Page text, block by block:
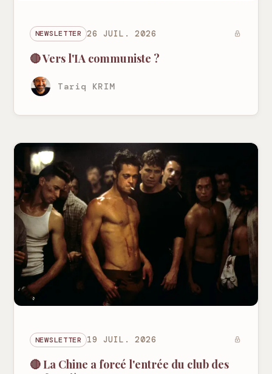
NEWSLETTER 26 JUIL. 2026
🔴 Vers l'IA communiste ?
Tariq KRIM
NEWSLETTER 19 JUIL. 2026
🔴 La Chine a forcé l'entrée du club des